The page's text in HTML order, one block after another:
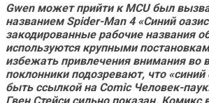
Gwen может прийти к MCU был
названием Spider-Man 4 «Синий
закодированные рабочие названия
используются крупными
избежать привлечения внимания во
поклонники подозревают, что
быть ссылкой на Comic Человек-
Гвен Стейси сильно показан. Комикс